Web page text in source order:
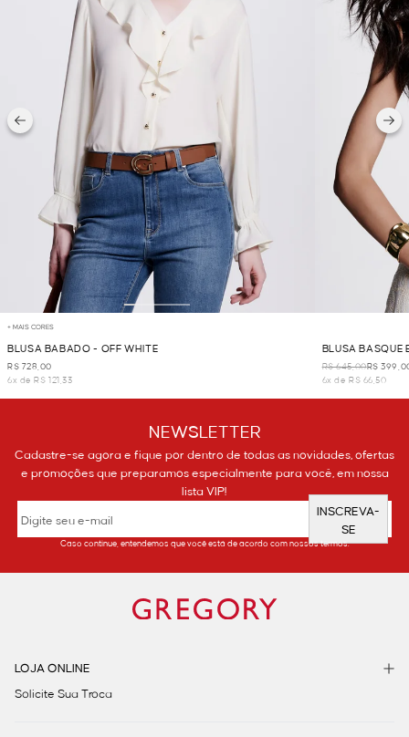
+ MAIS CORES
BLUSA BABADO - OFF WHITE
R$ 728,00
6x de R$ 121,33
BLUSA BASQUE
R$ 645,00R$
6x de R$ 66,50
NEWSLETTER
Cadastre-se agora e fique por dentro de todas as novidades, ofertas
e promoções que preparamos especialmente para você, em nossa
lista VIP!
INSCREVA-
SE
Caso continue, entendemos que você está de acordo com nossos termos.
LOJA ONLINE
Solicite Sua Troca